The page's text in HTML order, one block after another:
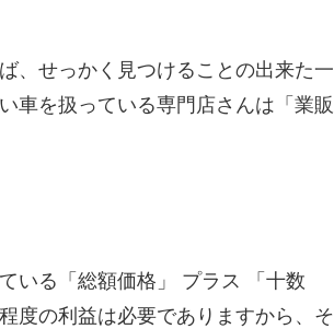
、せっかく見つけることの出来た一
車を扱っている専門店さんは「業販
いる「総額価格」 プラス 「十数
度の利益は必要でありますから、そ